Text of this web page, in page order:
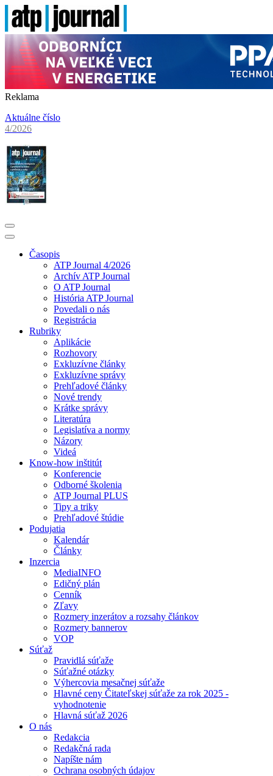
Reklama
Aktuálne číslo
4/2026
Časopis
ATP Journal 4/2026
Archív ATP Journal
O ATP Journal
História ATP Journal
Povedali o nás
Registrácia
Rubriky
Aplikácie
Rozhovory
Exkluzívne články
Exkluzívne správy
Prehľadové články
Nové trendy
Krátke správy
Literatúra
Legislatíva a normy
Názory
Videá
Know-how inštitút
Konferencie
Odborné školenia
ATP Journal PLUS
Tipy a triky
Prehľadové štúdie
Podujatia
Kalendár
Články
Inzercia
MediaINFO
Edičný plán
Cenník
Zľavy
Rozmery inzerátov a rozsahy článkov
Rozmery bannerov
VOP
Súťaž
Pravidlá súťaže
Súťažné otázky
Výhercovia mesačnej súťaže
Hlavné ceny Čitateľskej súťaže za rok 2025 -
vyhodnotenie
Hlavná súťaž 2026
O nás
Redakcia
Redakčná rada
Napíšte nám
Ochrana osobných údajov